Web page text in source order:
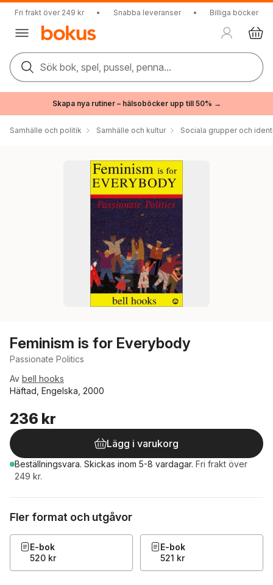
Fri frakt över 249 kr • Snabba leveranser • Billiga böcker
Sök bok, spel, pussel, penna...
Skapa nya rutiner – hälsoböcker upp till 50% →
Samhälle och politik Samhälle och kultur Sociala grupper och
Feminism is for Everybody
Passionate Politics
Av bell hooks
Häftad, Engelska, 2000
236 kr
Lägg i varukorg
Beställningsvara. Skickas inom 5-8 vardagar. Fri frakt över
249 kr.
Fler format och utgåvor
E-bok
520 kr
E-bok
521 kr